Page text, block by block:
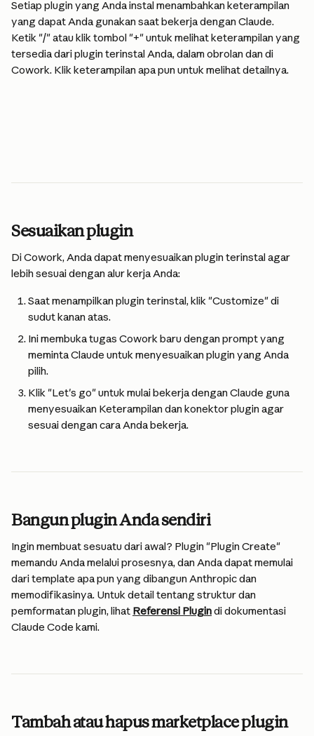
Setiap plugin yang Anda instal menambahkan keterampilan
yang dapat Anda gunakan saat bekerja dengan Claude.
Ketik "/" atau klik tombol "+" untuk melihat keterampilan yang
tersedia dari plugin terinstal Anda, dalam obrolan dan di
Cowork. Klik keterampilan apa pun untuk melihat detailnya.
Sesuaikan plugin
Di Cowork, Anda dapat menyesuaikan plugin terinstal agar
lebih sesuai dengan alur kerja Anda:
Saat menampilkan plugin terinstal, klik "Customize" di
sudut kanan atas.
Ini membuka tugas Cowork baru dengan prompt yang
meminta Claude untuk menyesuaikan plugin yang Anda
pilih.
Klik "Let's go" untuk mulai bekerja dengan Claude guna
menyesuaikan Keterampilan dan konektor plugin agar
sesuai dengan cara Anda bekerja.
Bangun plugin Anda sendiri
Ingin membuat sesuatu dari awal? Plugin "Plugin Create"
memandu Anda melalui prosesnya, dan Anda dapat memulai
dari template apa pun yang dibangun Anthropic dan
memodifikasinya. Untuk detail tentang struktur dan
pemformatan plugin, lihat Referensi Plugin di dokumentasi
Claude Code kami.
Tambah atau hapus marketplace plugin